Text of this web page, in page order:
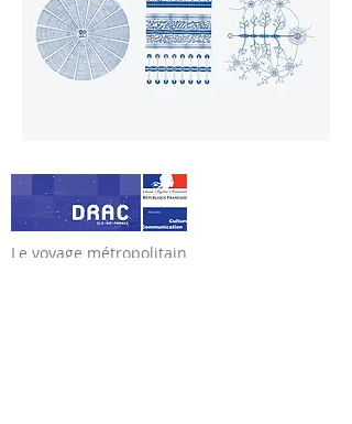
Le voyage métropolitain